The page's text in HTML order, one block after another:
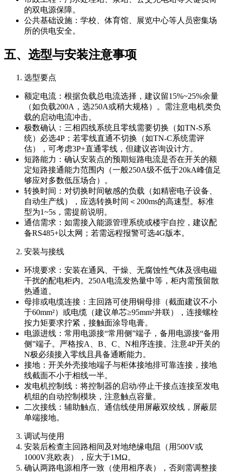
的双电源保障。
公共基础设施：学校、体育馆、展览中心等人员密集场
所的供电安全。
五、选型与安装注意事项
选型要点
额定电流：根据负载总电流选择，建议留15%~25%余量
（如负载200A，选250A或稍大规格）。需注意电机类负
载的启动电流冲击。
极数确认：三相四线系统且零线需要切换（如TN-S系
统）必选4P；若零线直通不切换（如TN-C系统需评
估），可考虑3P+直通零线，但建议咨询设计方。
短路能力：确认安装点的预期短路电流是否在开关的额
定短路接通能力范围内（一般250A级不低于20kA峰值足
够应对多数低压场合）。
转换时间：对切换时间敏感的负载（如精密电子设备、
自动生产线），应选转换时间＜200ms的高速型。标准
型为1~5s，需提前说明。
通信需求：如需接入能源管理系统或楼宇自控，建议配
备RS485+以太网；若需远程报警可选4G版本。
安装与接线
环境要求：安装在通风、干燥、无腐蚀性气体及强电磁
干扰的配电柜内。250A电流发热量中等，柜内需预留散
热通道。
母排或电缆连接：主回路可使用铜母排（截面建议不小
于60mm²）或电缆（建议单芯≥95mm²并联），连接螺栓
按力矩要求拧紧，接触面涂导电膏。
电源进线：常用电源接“常用侧”端子，备用电源接“备用
侧”端子。严格按A、B、C、N相序连接。注意4P开关的
N极必须接入零线且具备通断能力。
接地：开关外壳接地端子与柜体接地排可靠连接，接地
线截面不小于相线一半。
发电机控制线：将控制器的启动/停止干接点连接至发电
机组的自动控制模块，注意触点容量。
二次接线：辅助触点、通信线使用屏蔽双绞线，屏蔽层
单端接地。
调试与使用
安装后检查主回路相间及对地绝缘电阻（用500V或
1000V兆欧表），应大于1MΩ。
确认两路电源相序一致（使用相序表），否则需调整接